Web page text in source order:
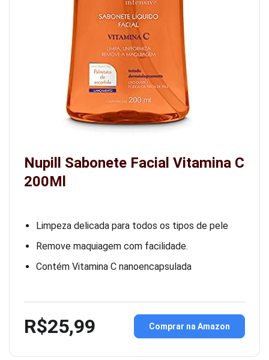
Nupill Sabonete Facial Vitamina C
200Ml
Limpeza delicada para todos os tipos de pele
Remove maquiagem com facilidade.
Contém Vitamina C nanoencapsulada
R$25,99 Comprar na Amazon